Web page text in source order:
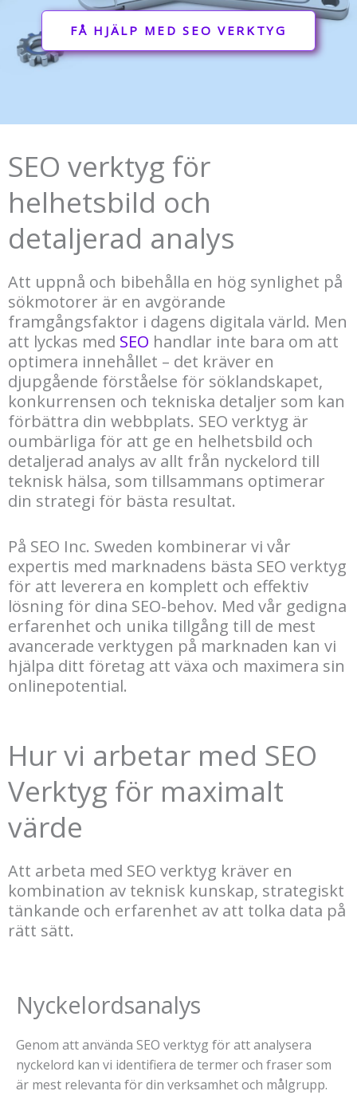
FÅ HJÄLP MED SEO VERKTYG
SEO verktyg för
helhetsbild och
detaljerad analys
Att uppnå och bibehålla en hög synlighet på
sökmotorer är en avgörande
framgångsfaktor i dagens digitala värld. Men
att lyckas med SEO handlar inte bara om att
optimera innehållet – det kräver en
djupgående förståelse för söklandskapet,
konkurrensen och tekniska detaljer som kan
förbättra din webbplats. SEO verktyg är
oumbärliga för att ge en helhetsbild och
detaljerad analys av allt från nyckelord till
teknisk hälsa, som tillsammans optimerar
din strategi för bästa resultat.
På SEO Inc. Sweden kombinerar vi vår
expertis med marknadens bästa SEO verktyg
för att leverera en komplett och effektiv
lösning för dina SEO-behov. Med vår gedigna
erfarenhet och unika tillgång till de mest
avancerade verktygen på marknaden kan vi
hjälpa ditt företag att växa och maximera sin
onlinepotential.
Hur vi arbetar med SEO
Verktyg för maximalt
värde
Att arbeta med SEO verktyg kräver en
kombination av teknisk kunskap, strategiskt
tänkande och erfarenhet av att tolka data på
rätt sätt.
Nyckelordsanalys
Genom att använda SEO verktyg för att analysera
nyckelord kan vi identifiera de termer och fraser som
är mest relevanta för din verksamhet och målgrupp.